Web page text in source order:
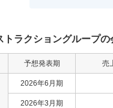
トラクショングループ
予想発表期 売
2026年6月期
2026年3月期